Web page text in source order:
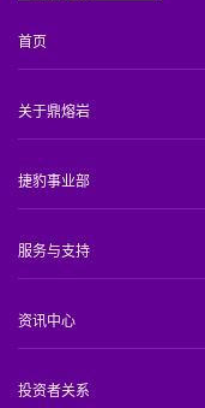
首页
关于鼎熔岩
捷豹事业部
服务与支持
资讯中心
投资者关系